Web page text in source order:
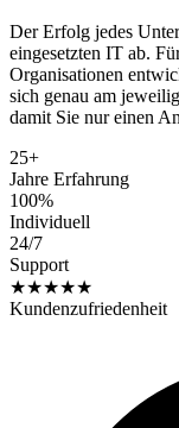
Der Erfolg jedes
eingesetzten IT ab.
Organisationen
sich genau am
damit Sie nur einen
25+
Jahre Erfahrung
100%
Individuell
24/7
Support
★★★★★
Kundenzufriedenheit